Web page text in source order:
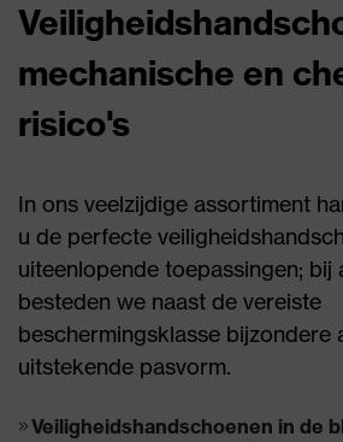
mechanische en
risico's
In ons veelzijdige assortiment
u de perfecte
uiteenlopende toepassingen; bij
besteden we naast de vereiste
beschermingsklasse bijzondere
uitstekende pasvorm.
Veiligheidshandschoenen in de